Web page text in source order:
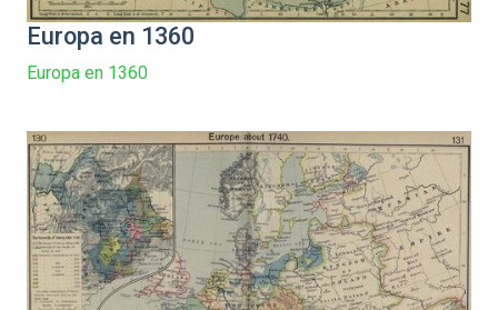
Europa en 1360
Europa en 1360